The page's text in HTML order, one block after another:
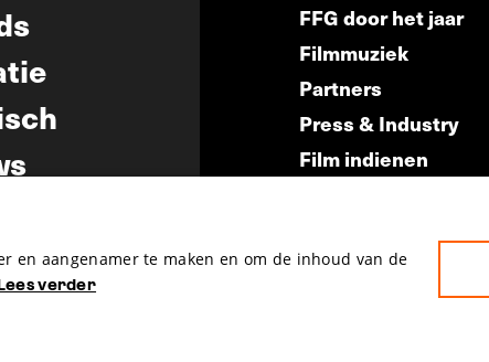
FFG door het jaar
Filmmuziek
Partners
Press & Industry
Film indienen
en aangenamer te maken en om de inhoud van de
verder